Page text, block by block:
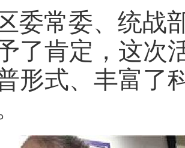
委常委、统战
了肯定，这次
形式、丰富了